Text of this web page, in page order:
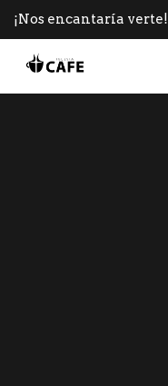
¡Nos encantaría verte!